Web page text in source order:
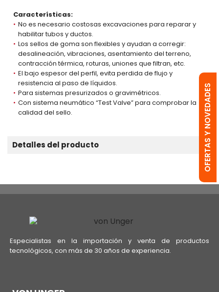
Características:
No es necesario costosas excavaciones para reparar y
habilitar tubos y ductos.
Los sellos de goma son flexibles y ayudan a corregir:
desalineación, vibraciones, asentamiento del terreno,
contracción térmica, roturas, uniones que filtran, etc.
El bajo espesor del perfil, evita perdida de flujo y
resistencia al paso de líquidos.
Para sistemas presurizados o gravimétricos.
Con sistema neumático “Test Valve” para comprobar la
calidad del sello.
Detalles del producto
Especialistas en la importación y venta de productos
tecnológicos, con más de 30 años de experiencia.
OFERTAS Y NOVEDADES